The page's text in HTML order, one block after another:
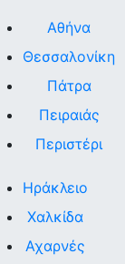
Αθήνα
Θεσσαλονίκη
Πάτρα
Πειραιάς
Περιστέρι
Ηράκλειο
Χαλκίδα
Αχαρνές